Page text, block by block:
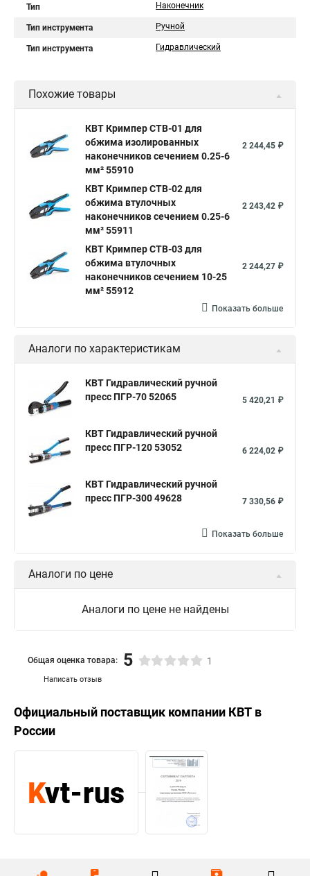
Тип Наконечник
Тип инструмента Ручной
Тип инструмента Гидравлический
Похожие товары
КВТ Кримпер CTB-01 для
обжима изолированных
наконечников сечением 0.25-6
мм² 55910
2 244,45 ₽
КВТ Кримпер CTB-02 для
обжима втулочных
наконечников сечением 0.25-6
мм² 55911
2 243,42 ₽
КВТ Кримпер CTB-03 для
обжима втулочных
наконечников сечением 10-25
мм² 55912
2 244,27 ₽
Показать больше
Аналоги по характеристикам
КВТ Гидравлический ручной
пресс ПГР-70 52065
5 420,21 ₽
КВТ Гидравлический ручной
пресс ПГР-120 53052
6 224,02 ₽
КВТ Гидравлический ручной
пресс ПГР-300 49628
7 330,56 ₽
Показать больше
Аналоги по цене
Аналоги по цене не найдены
Написать отзыв
Общая оценка товара: 5 1
Официальный поставщик компании КВТ в
России